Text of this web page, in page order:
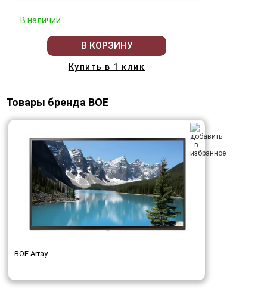
В наличии
В КОРЗИНУ
Купить в 1 клик
Товары бренда BOE
BOE Array